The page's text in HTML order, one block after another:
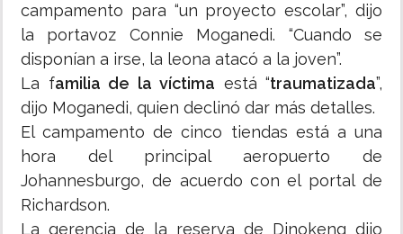
campamento para “un proyecto escolar”, dijo
la portavoz Connie Moganedi. “Cuando se
disponían a irse, la leona atacó a la joven”.
La familia de la víctima está “traumatizada”,
dijo Moganedi, quien declinó dar más detalles.
El campamento de cinco tiendas está a una
hora del principal aeropuerto de
Johannesburgo, de acuerdo con el portal de
Richardson.
La gerencia de la reserva de Dinokeng dijo